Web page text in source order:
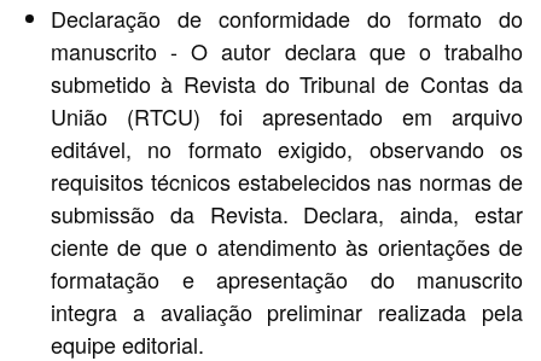
Declaração de conformidade do formato do
manuscrito - O autor declara que o trabalho
submetido à Revista do Tribunal de Contas da
União (RTCU) foi apresentado em arquivo
editável, no formato exigido, observando os
requisitos técnicos estabelecidos nas normas de
submissão da Revista. Declara, ainda, estar
ciente de que o atendimento às orientações de
formatação e apresentação do manuscrito
integra a avaliação preliminar realizada pela
equipe editorial.